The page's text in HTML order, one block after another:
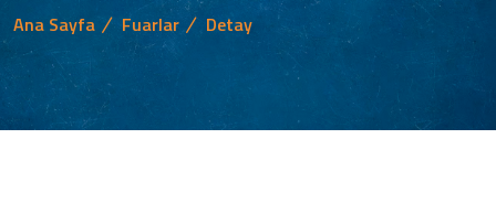
Ana Sayfa Fuarlar Detay